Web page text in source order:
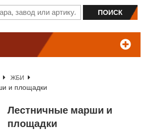
ЖБИ
и площадки
Лестничные марши и
площадки